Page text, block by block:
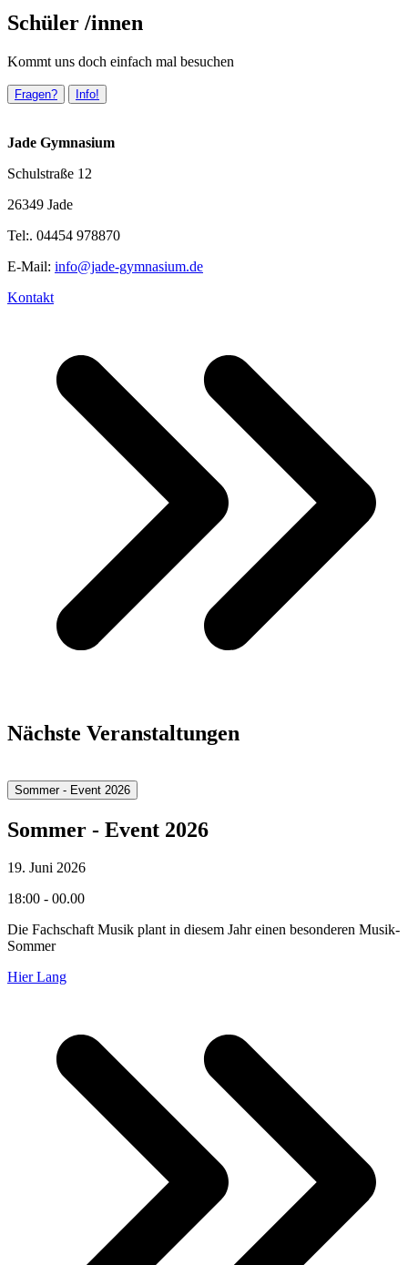
Schüler /innen
Kommt uns doch einfach mal besuchen
Fragen? Info!
Jade Gymnasium
Schulstraße 12
26349 Jade
Tel:. 04454 978870
E-Mail: info@jade-gymnasium.de
Kontakt
Nächste Veranstaltungen
Sommer - Event 2026
Sommer - Event 2026
19. Juni 2026
18:00 - 00.00
Die Fachschaft Musik plant in diesem Jahr einen besonderen Musik-
Sommer
Hier Lang